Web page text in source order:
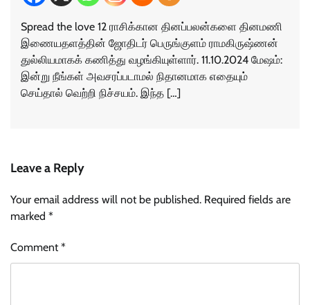
Spread the love 12 ராசிக்கான தினப்பலன்களை தினமணி
இணையதளத்தின் ஜோதிடர் பெருங்குளம் ராமகிருஷ்ணன்
துல்லியமாகக் கணித்து வழங்கியுள்ளார். 11.10.2024 மேஷம்:
இன்று நீங்கள் அவசரப்படாமல் நிதானமாக எதையும்
செய்தால் வெற்றி நிச்சயம். இந்த […]
Leave a Reply
Your email address will not be published. Required fields are
marked *
Comment*